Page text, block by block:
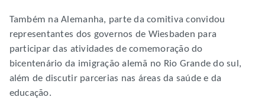
Também na Alemanha, parte da comitiva convidou
representantes dos governos de Wiesbaden para
participar das atividades de comemoração do
bicentenário da imigração alemã no Rio Grande do sul,
além de discutir parcerias nas áreas da saúde e da
educação.